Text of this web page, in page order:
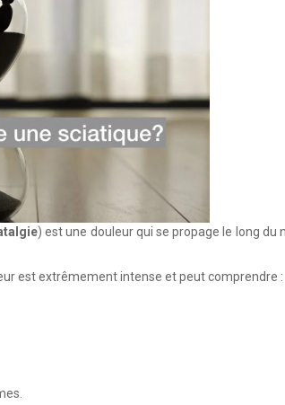
) est une douleur qui se propage le long
est extrêmement intense et peut comprendre :